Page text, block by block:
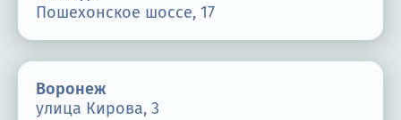
Пошехонское шоссе, 17
Воронеж
улица Кирова, 3